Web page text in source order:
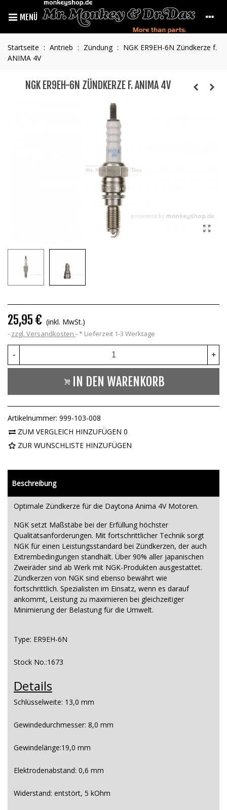
MENÜ
Startseite : Antrieb : Zündung : NGK ER9EH-6N Zündkerze f.
ANIMA 4V
NGK ER9EH-6N ZÜNDKERZE F. ANIMA 4V
25,95 € (inkl. MwSt.)
zzgl. Versandkosten * Lieferzeit 1-3 Werktage
- +
IN DEN WARENKORB
Artikelnummer: 999-103-008
ZUM VERGLEICH HINZUFÜGEN 0
ZUR WUNSCHLISTE HINZUFÜGEN
Beschreibung
Optimale Zündkerze für die Daytona Anima 4V Motoren.
NGK setzt Maßstäbe bei der Erfüllung höchster
Qualitätsanforderungen. Mit fortschrittlicher Technik sorgt
NGK für einen Leistungsstandard bei Zündkerzen, der auch
Extrembedingungen standhält. Über 90% aller japanischen
Zweiräder sind ab Werk mit NGK-Produkten ausgestattet.
Zündkerzen von NGK sind ebenso bewährt wie
fortschrittlich. Spezialisten im Einsatz, wenn es darauf
ankommt, Leistung zu maximieren bei gleichzeitiger
Minimierung der Belastung für die Umwelt.
Type: ER9EH-6N
Stock No.:1673
Details
Schlüsselweite: 13,0 mm
Gewindedurchmesser: 8,0 mm
Gewindelänge:19,0 mm
Elektrodenabstand: 0,6 mm
Widerstand: entstört, 5 kOhm